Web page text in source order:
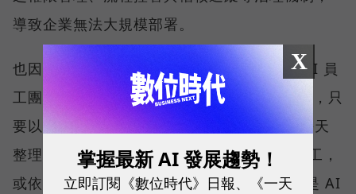
導致企業無法大規模部署。
也因此，SUPER 8 Studio 推出能建立企業 AI 員
工團隊的平台 – ORRA，使用者不需撰寫程式，只
要以自然語言描述需求，例如：我需要一個每天
整理競品動態、9 點前發到通訊軟體的 AI 員工，
或依照 ORRA 平台引導回答三個問題，也就是 AI
X
掌握最新 AI 發展趨勢！
立即訂閱《數位時代》日報、《一天